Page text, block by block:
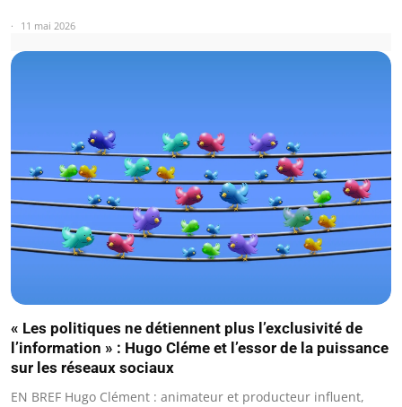
11 mai 2026
« Les politiques ne détiennent plus l’exclusivité de
l’information » : Hugo Cléme et l’essor de la puissance
sur les réseaux sociaux
EN BREF Hugo Clément : animateur et producteur influent,